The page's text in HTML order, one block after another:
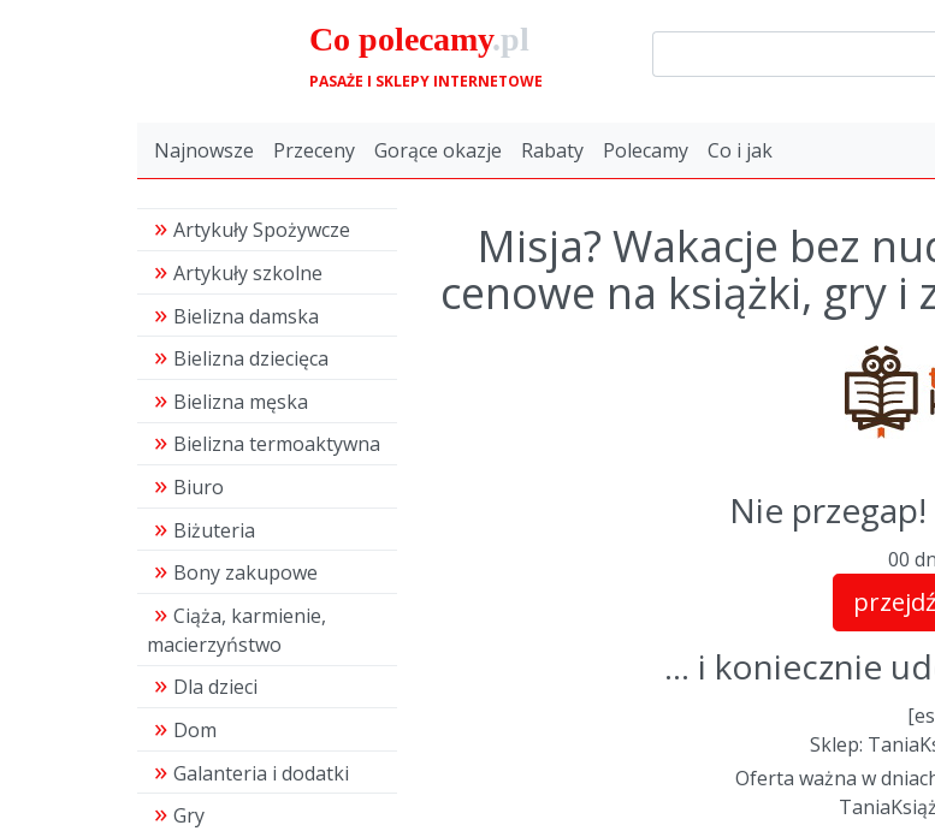
Co polecamy.pl
PASAŻE I SKLEPY INTERNETOWE
Najnowsze Przeceny Gorące okazje Rabaty Polecamy Co i jak
Artykuły Spożywcze
Artykuły szkolne
Bielizna damska
Bielizna dziecięca
Bielizna męska
Bielizna termoaktywna
Biuro
Biżuteria
Bony zakupowe
Ciąża, karmienie,
macierzyństwo
Dla dzieci
Dom
Galanteria i dodatki
Gry
Misja? Wakacje bez
cenowe na książki, gry i
Nie
00
... i koniecznie
Sklep:
Oferta ważna w